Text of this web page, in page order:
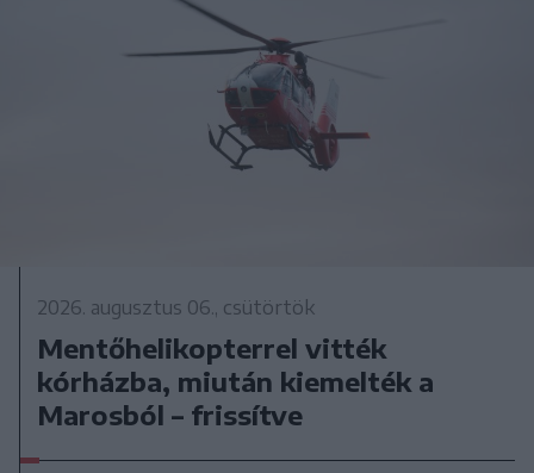
2026. augusztus 06., csütörtök
Mentőhelikopterrel vitték
kórházba, miután kiemelték a
Marosból – frissítve